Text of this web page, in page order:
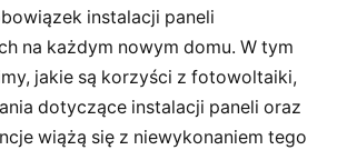
instalacji paneli
na każdym nowym domu. W tym
jakie są korzyści z fotowoltaiki,
dotyczące instalacji paneli oraz
wiążą się z niewykonaniem tego